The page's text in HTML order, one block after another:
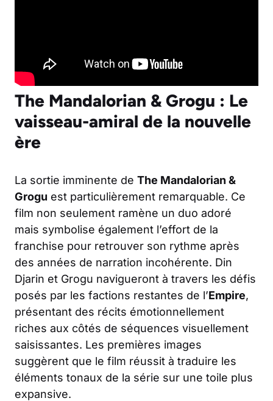
The Mandalorian & Grogu : Le
vaisseau-amiral de la nouvelle
ère
La sortie imminente de The Mandalorian &
Grogu est particulièrement remarquable. Ce
film non seulement ramène un duo adoré
mais symbolise également l’effort de la
franchise pour retrouver son rythme après
des années de narration incohérente. Din
Djarin et Grogu navigueront à travers les défis
posés par les factions restantes de l’Empire,
présentant des récits émotionnellement
riches aux côtés de séquences visuellement
saisissantes. Les premières images
suggèrent que le film réussit à traduire les
éléments tonaux de la série sur une toile plus
expansive.